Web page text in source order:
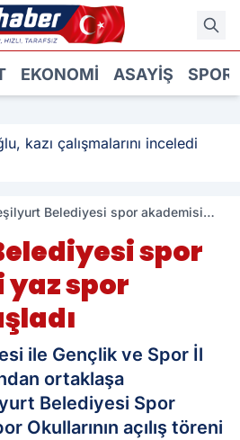
EKONOMI ASAYIŞ SPOR
kazı çalışmalarını inceledi
Belediyesi spor akademisi
spor
spor
ile Gençlik ve Spor İl
ortaklaşa
Belediyesi Spor
Okullarının açılış töreni